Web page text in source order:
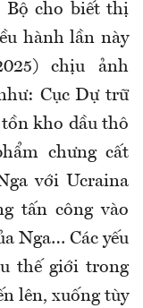
Bộ cho biết thị
hành lần này
chịu ảnh
Cục Dự trữ
kho dầu thô
chưng cất
với Ucraina
tấn công vào
Nga… Các yếu
thế giới trong
lên, xuống tùy